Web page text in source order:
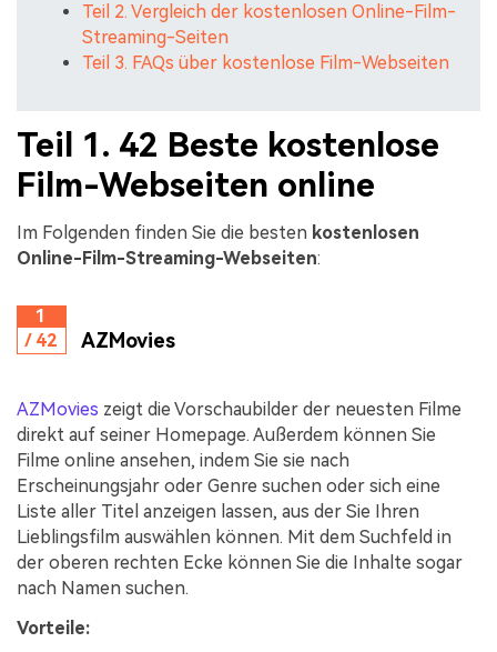
Teil 2. Vergleich der kostenlosen Online-Film-
Streaming-Seiten
Teil 3. FAQs über kostenlose Film-Webseiten
Teil 1. 42 Beste kostenlose
Film-Webseiten online
Im Folgenden finden Sie die besten kostenlosen
Online-Film-Streaming-Webseiten:
1
/ 42
AZMovies
AZMovies zeigt die Vorschaubilder der neuesten Filme
direkt auf seiner Homepage. Außerdem können Sie
Filme online ansehen, indem Sie sie nach
Erscheinungsjahr oder Genre suchen oder sich eine
Liste aller Titel anzeigen lassen, aus der Sie Ihren
Lieblingsfilm auswählen können. Mit dem Suchfeld in
der oberen rechten Ecke können Sie die Inhalte sogar
nach Namen suchen.
Vorteile: